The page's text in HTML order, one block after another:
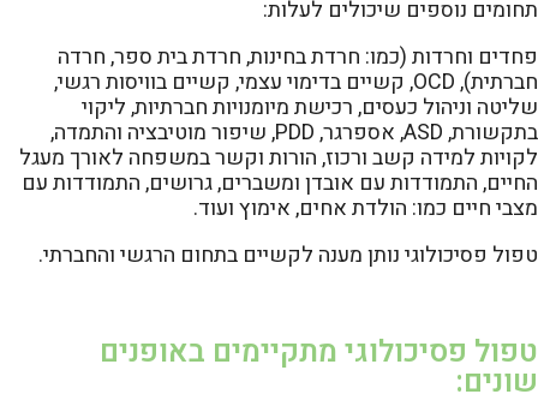
תחומים נוספים שיכולים לעלות:
פחדים וחרדות (כמו: חרדת בחינות, חרדת בית ספר, חרדה
חברתית), OCD, קשיים בדימוי עצמי, קשיים בוויסות רגשי,
שליטה וניהול כעסים, רכישת מיומנויות חברתיות, ליקוי
בתקשורת, ASD, אספרגר, PDD, שיפור מוטיבציה והתמדה,
לקויות למידה קשב ורכוז, הורות וקשר במשפחה לאורך מעגל
החיים, התמודדות עם אובדן ומשברים, גרושים, התמודדות עם
מצבי חיים כמו: הולדת אחים, אימוץ ועוד.
טפול פסיכולוגי נותן מענה לקשיים בתחום הרגשי והחברתי.
טפול פסיכולוגי מתקיימים באופנים
שונים: